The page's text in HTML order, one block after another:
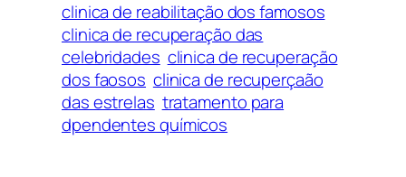
clinica de reabilitação dos famosos
clinica de recuperação das
celebridades clinica de recuperação
dos faosos clinica de recuperçaão
das estrelas tratamento para
dpendentes químicos